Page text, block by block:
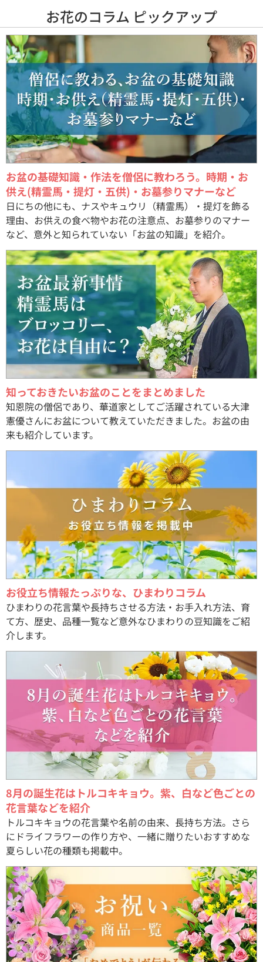
お花のコラム ピックアップ
お盆の基礎知識・作法を僧侶に教わろう。時期・お
供え(精霊馬・提灯・五供)・お墓参りマナーなど
日にちの他にも、ナスやキュウリ（精霊馬）・提灯を飾る
理由、お供えの食べ物やお花の注意点、お墓参りのマナー
など、意外と知られていない「お盆の知識」を紹介。
知っておきたいお盆のことをまとめました
知恩院の僧侶であり、華道家としてご活躍されている大津
憲優さんにお盆について教えていただきました。お盆の由
来も紹介しています。
お役立ち情報たっぷりな、ひまわりコラム
ひまわりの花言葉や長持ちさせる方法・お手入れ方法、育
て方、歴史、品種一覧など意外なひまわりの豆知識をご紹
介します。
8月の誕生花はトルコキキョウ。紫、白など色ごとの
花言葉などを紹介
トルコキキョウの花言葉や名前の由来、長持ち方法。さら
にドライフラワーの作り方や、一緒に贈りたいおすすめな
夏らしい花の種類も掲載中。